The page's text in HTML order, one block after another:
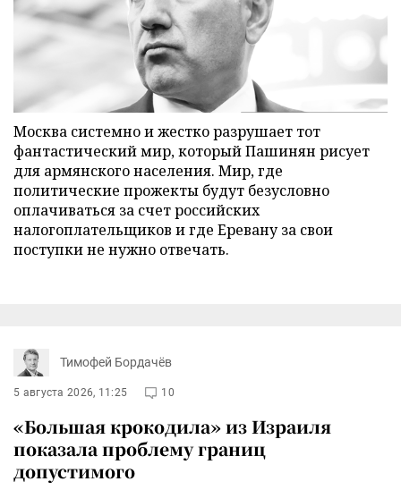
Москва системно и жестко разрушает тот
фантастический мир, который Пашинян рисует
для армянского населения. Мир, где
политические прожекты будут безусловно
оплачиваться за счет российских
налогоплательщиков и где Еревану за свои
поступки не нужно отвечать.
Тимофей Бордачёв
5 августа 2026, 11:25 10
«Большая крокодила» из Израиля
показала проблему границ
допустимого